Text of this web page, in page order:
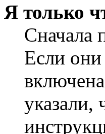
Я только
Сначала
Если
указали,